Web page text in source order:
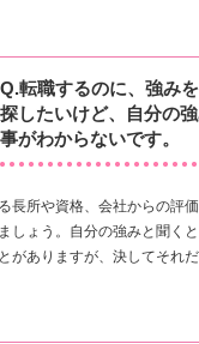
Q.転職するのに、強み
探したいけど、自分の
事がわからないです。
長所や資格、会社からの評
しょう。自分の強みと聞く
がありますが、決してそれだ